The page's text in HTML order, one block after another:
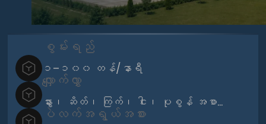
စွမ်းရည်
၁–၁၀၀ တန်/နာရီ
လျှောက်လွှာ
နွား၊ ဆိတ်၊ ကြက်၊ ငါး၊ ပုစွန် အစာ…
ပဲလက်အရွယ်အစား